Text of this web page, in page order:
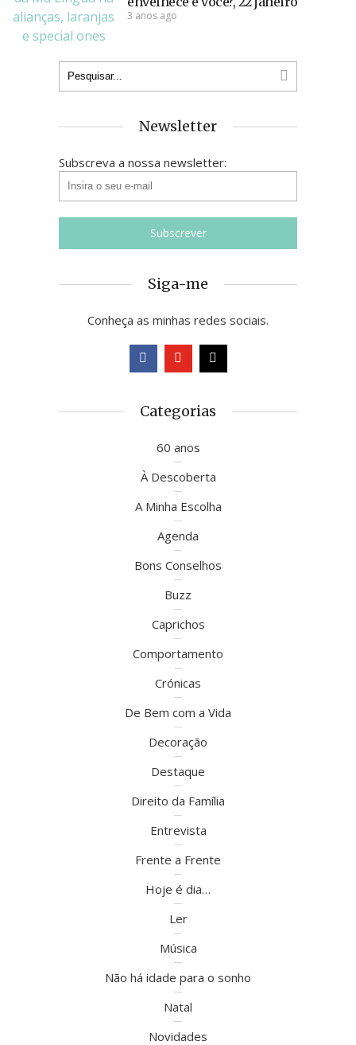
3 anos ago
Newsletter
Subscreva a nossa newsletter:
Siga-me
Conheça as minhas redes sociais.
Categorias
60 anos
À Descoberta
A Minha Escolha
Agenda
Bons Conselhos
Buzz
Caprichos
Comportamento
Crónicas
De Bem com a Vida
Decoração
Destaque
Direito da Família
Entrevista
Frente a Frente
Hoje é dia…
Ler
Música
Não há idade para o sonho
Natal
Novidades